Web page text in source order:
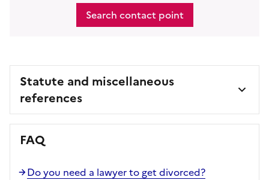
Search contact point
Statute and miscellaneous
references
FAQ
Do you need a lawyer to get divorced?